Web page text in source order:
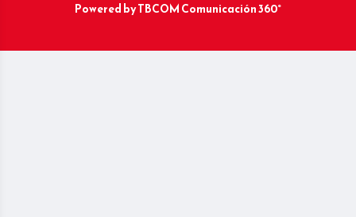
Powered byTBCOM Comunicación 360°